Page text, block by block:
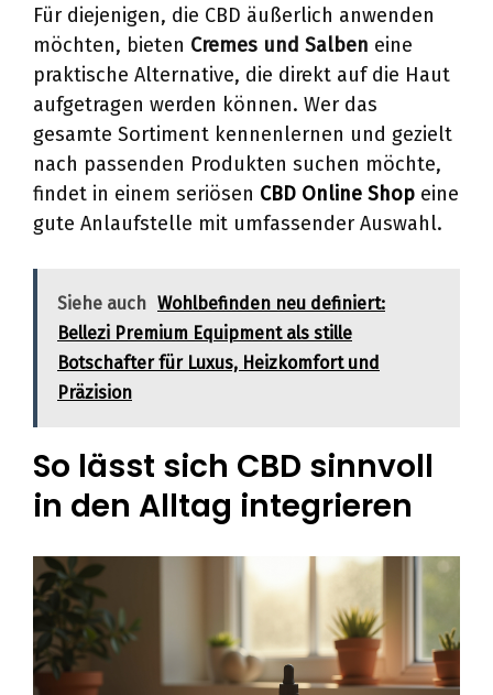
Für diejenigen, die CBD äußerlich anwenden
möchten, bieten Cremes und Salben eine
praktische Alternative, die direkt auf die Haut
aufgetragen werden können. Wer das
gesamte Sortiment kennenlernen und gezielt
nach passenden Produkten suchen möchte,
findet in einem seriösen CBD Online Shop eine
gute Anlaufstelle mit umfassender Auswahl.
Siehe auch Wohlbefinden neu definiert:
Bellezi Premium Equipment als stille
Botschafter für Luxus, Heizkomfort und
Präzision
So lässt sich CBD sinnvoll
in den Alltag integrieren